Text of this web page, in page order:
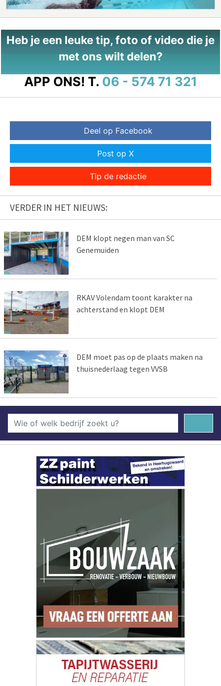
Heb je een leuke tip, foto of video die je
met ons wilt delen?
APP ONS! T. 06 - 574 71 321
Deel op Facebook
Post op X
Tip de redactie
VERDER IN HET NIEUWS:
DEM klopt negen man van SC
Genemuiden
RKAV Volendam toont karakter na
achterstand en klopt DEM
DEM moet pas op de plaats maken na
thuisnederlaag tegen VVSB